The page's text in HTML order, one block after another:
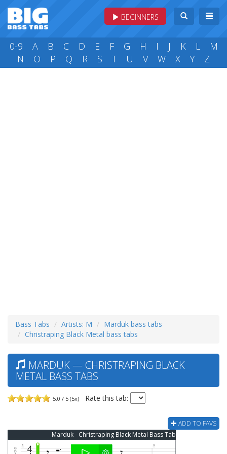
BEGINNERS
0-9 A B C D E F G H I J K L
M
N
O P Q R S T U V W X Y Z
Bass Tabs Artists: M
Marduk bass tabs
Christraping Black Metal bass tabs
MARDUK — CHRISTRAPING BLACK
METAL BASS TABS
5.0 / 5 (5x) Rate this tab:
ADD TO FAVS
Marduk - Christraping Black Metal Bass Tab